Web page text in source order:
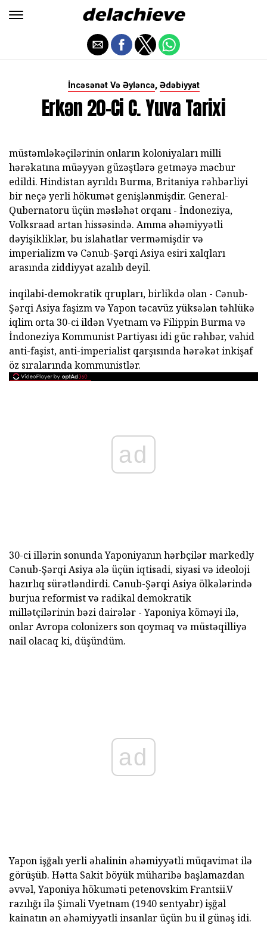
İncəsənət Və Əyləncə, Ədəbiyyat
Erkən 20-Ci C. Yuva Tarixi
müstəmləkəçilərinin onların koloniyaları milli
hərəkatına müəyyən güzəştlərə getməyə məcbur
edildi. Hindistan ayrıldı Burma, Britaniya rəhbərliyi
bir neçə yerli hökumət genişlənmişdir. General-
Qubernatoru üçün məsləhət orqanı - İndoneziya,
Volksraad artan hissəsində. Amma əhəmiyyətli
dəyişikliklər, bu islahatlar verməmişdir və
imperializm və Cənub-Şərqi Asiya esiri xalqları
arasında ziddiyyət azalıb deyil.
inqilabi-demokratik qrupları, birlikdə olan - Cənub-
Şərqi Asiya faşizm və Yapon təcavüz yüksələn təhlükə
iqlim orta 30-ci ildən Vyetnam və Filippin Burma və
İndoneziya Kommunist Partiyası idi güc rəhbər, vahid
anti-faşist, anti-imperialist qarşısında hərəkət inkişaf
öz sıralarında kommunistlər.
ad
30-ci illərin sonunda Yaponiyanın hərbçilər markedly
Cənub-Şərqi Asiya ələ üçün iqtisadi, siyasi və ideoloji
hazırlıq sürətləndirdi. Cənub-Şərqi Asiya ölkələrində
burjua reformist və radikal demokratik
millətçilərinin bəzi dairələr - Yaponiya köməyi ilə,
onlar Avropa colonizers son qoymaq və müstəqilliyə
nail olacaq ki, düşündüm.
ad
Yapon işğalı yerli əhalinin əhəmiyyətli müqavimət ilə
görüşüb. Hətta Sakit böyük müharibə başlamazdan
əvvəl, Yaponiya hökuməti petenovskim Frantsii.V
razılığı ilə Şimali Vyetnam (1940 sentyabr) işğal
kainatın ən əhəmiyyətli insanlar üçün bu il günəş idi.